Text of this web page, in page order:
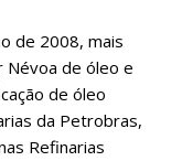
de 2008, mais
Névoa de óleo e
de óleo
da Petrobras,
Refinarias